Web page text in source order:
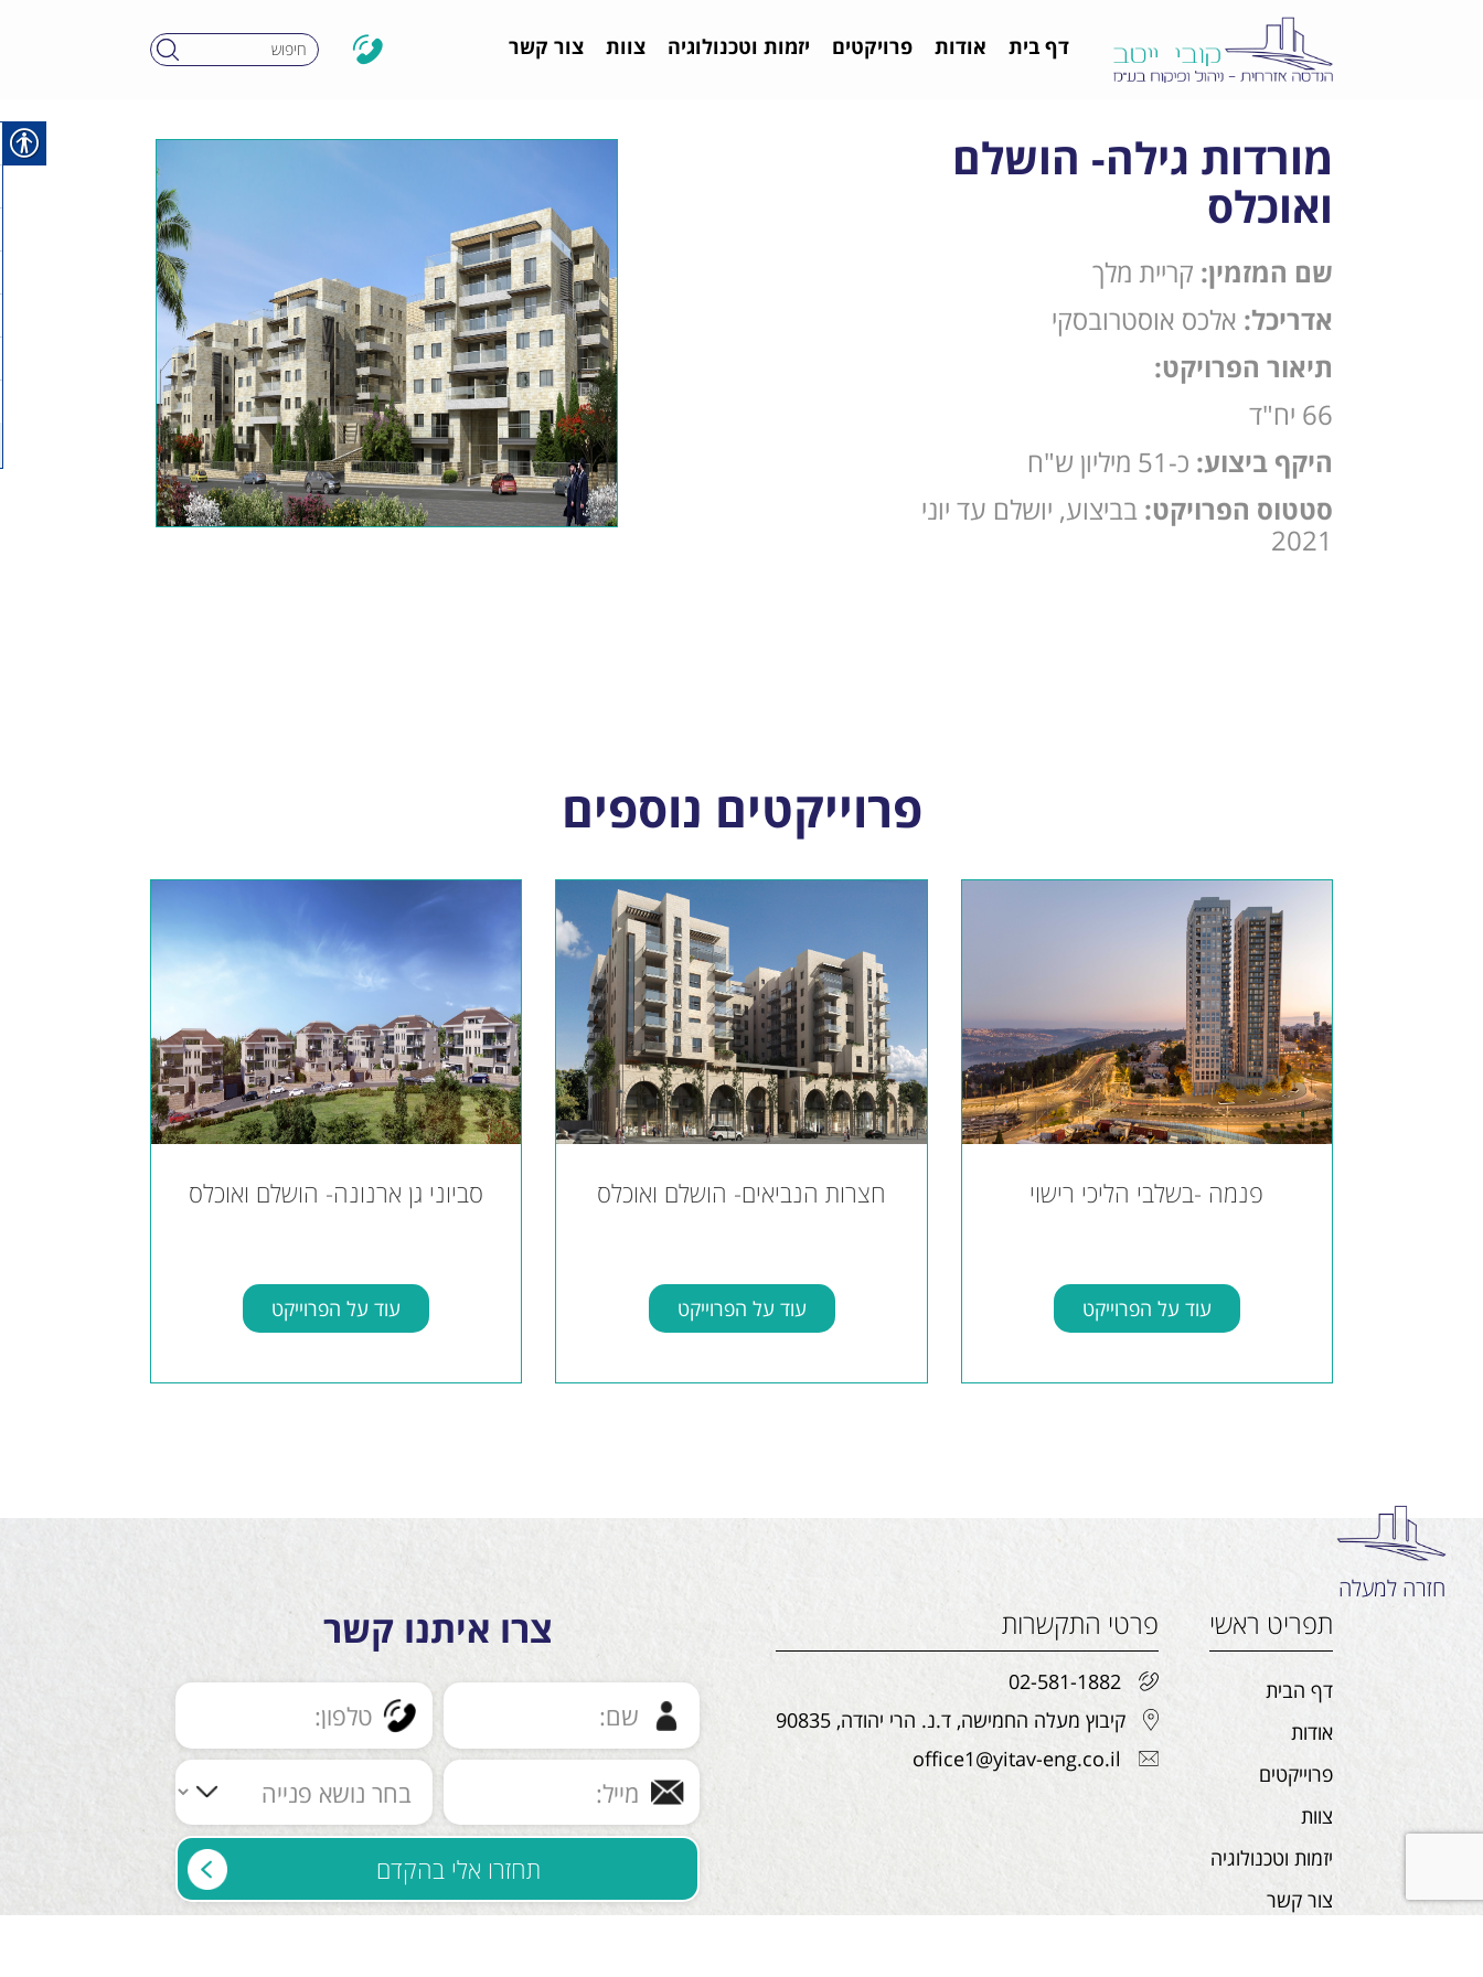
דף בית אודות פרויקטים יזמות וטכנולוגיה צוות צור קשר
מורדות גילה- הושלם
ואוכלס
שם המזמין: קריית מלך
אדריכל: אלכס אוסטרובסקי
תיאור הפרויקט:
66 יח"ד
היקף ביצוע: כ-51 מיליון ש"ח
סטטוס הפרויקט: בביצוע, יושלם עד יוני
2021
פרוייקטים נוספים
פנמה -בשלבי הליכי רישוי
עוד על הפרוייקט
חצרות הנביאים- הושלם ואוכלס
עוד על הפרוייקט
סביוני גן ארנונה- הושלם ואוכלס
עוד על הפרוייקט
חזרה למעלה
תפריט ראשי
דף הבית
אודות
פרוייקטים
צוות
יזמות וטכנולוגיה
צור קשר
פרטי התקשרות
02-581-1882
קיבוץ מעלה החמישה, ד.נ. הרי יהודה, 90835
office1@yitav-eng.co.il
צרו איתנו קשר